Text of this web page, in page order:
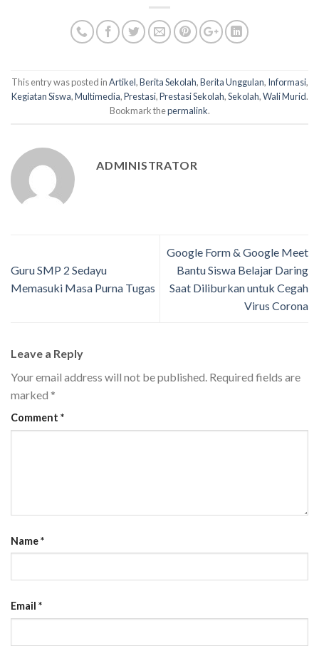
This entry was posted inArtikel,Berita Sekolah,Berita Unggulan, Informasi,
Kegiatan Siswa,Multimedia,Prestasi,Prestasi Sekolah,Sekolah,Wali Murid.
Bookmark thepermalink.
ADMINISTRATOR
Guru SMP 2 Sedayu
Memasuki Masa Purna Tugas
Google Form & Google Meet
Bantu Siswa Belajar Daring
Saat Diliburkan untuk Cegah
Virus Corona
Leave a Reply
Your email address will not be published. Required fields are
marked *
Comment *
Name*
Email *